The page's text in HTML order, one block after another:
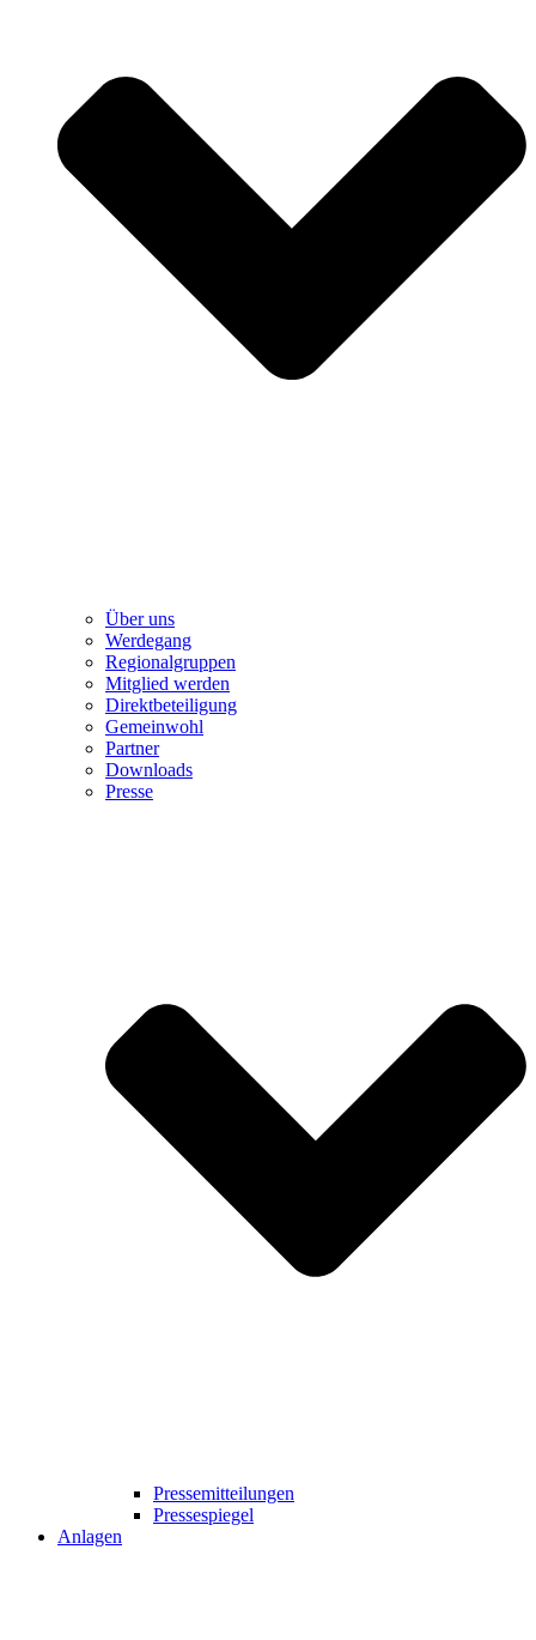
Über uns
Werdegang
Regionalgruppen
Mitglied werden
Direktbeteiligung
Gemeinwohl
Partner
Downloads
Presse
Pressemitteilungen
Pressespiegel
Anlagen